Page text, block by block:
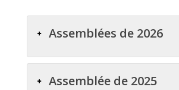
Assemblées de 2026
Assemblée de 2025